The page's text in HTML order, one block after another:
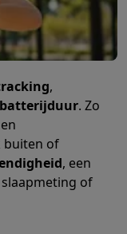
met ecocheques
ecocheques
ecocheques
,
batterijduur. Zo
buiten of
, een
of